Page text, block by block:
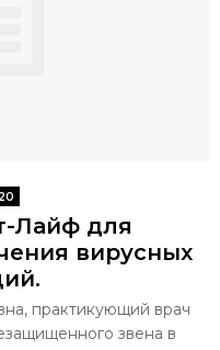
Лайф для
вирусных
практикующий врач
звена в